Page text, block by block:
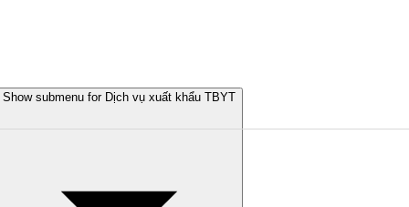
Show submenu for Dịch vụ xuất khẩu TBYT